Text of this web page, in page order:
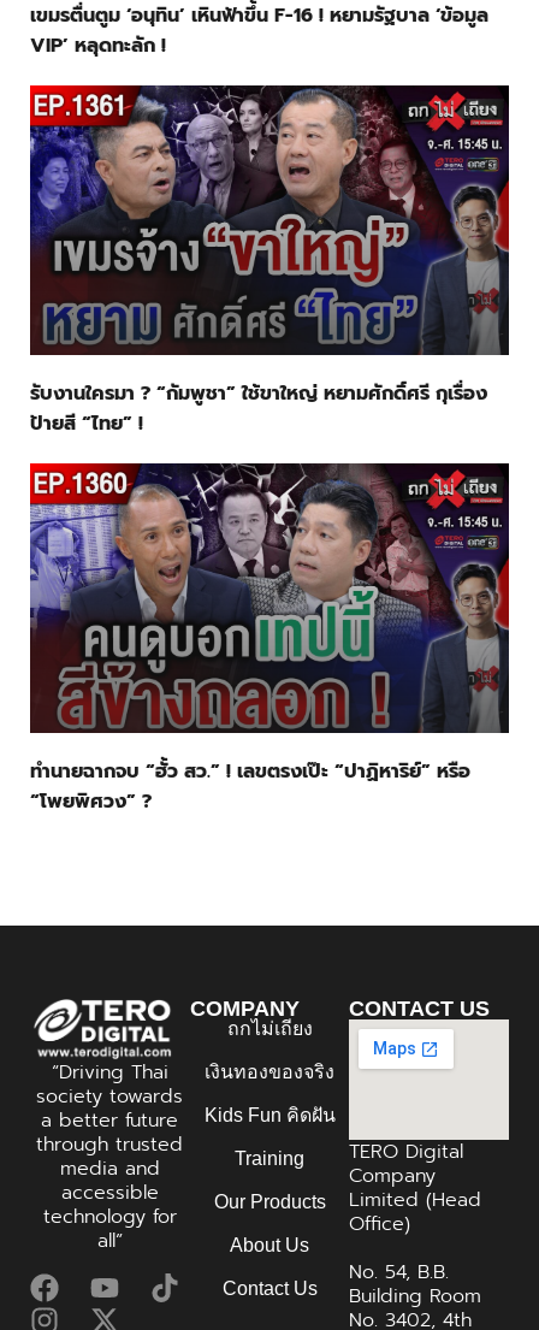
เขมรตื่นตูม ‘อนุทิน’ เหินฟ้าขึ้น F-16 ! หยามรัฐบาล ‘ข้อมูล
VIP’ หลุดทะลัก !
รับงานใครมา ? “กัมพูชา” ใช้ขาใหญ่ หยามศักดิ์ศรี กุเรื่อง
ป้ายสี “ไทย” !
ทำนายฉากจบ “ฮั้ว สว.” ! เลขตรงเป๊ะ “ปาฏิหาริย์” หรือ
“โพยพิศวง” ?
“Driving Thai
society towards
a better future
through trusted
media and
accessible
technology for
all”
COMPANY
ถกไม่เถียง
เงินทองของจริง
Kids Fun คิดฝัน
Training
Our Products
About Us
Contact Us
CONTACT US
TERO Digital
Company
Limited (Head
Office)
No. 54, B.B.
Building Room
No. 3402, 4th